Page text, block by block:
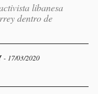
libanesa
dentro de
- 17/03/2020